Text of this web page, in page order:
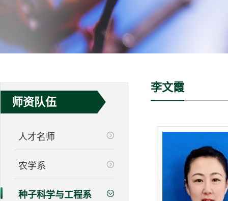
师资队伍
人才名师
农学系
种子科学与工程系
李文霞